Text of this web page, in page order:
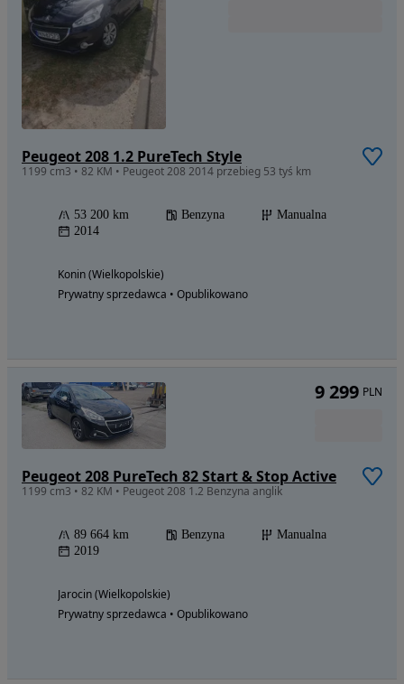
Peugeot 208 1.2 PureTech Style
1199 cm3 • 82 KM • Peugeot 208 2014 przebieg 53 tyś km
53 200 km Benzyna
Manualna
2014
Konin (Wielkopolskie)
Prywatny sprzedawca • Opublikowano
Peugeot 208 PureTech 82 Start & Stop Active
1199 cm3 • 82 KM • Peugeot 208 1.2 Benzyna anglik
89 664 km Benzyna
Manualna
2019
Jarocin (Wielkopolskie)
Prywatny sprzedawca • Opublikowano
9 299 PLN